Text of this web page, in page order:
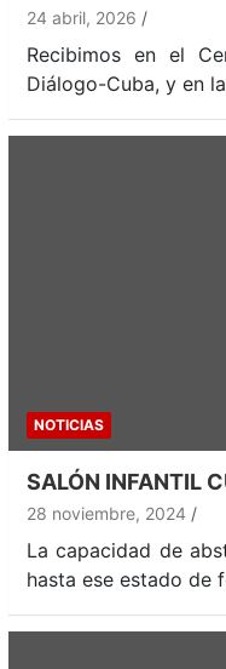
24 abril, 2026
Recibimos en el
Diálogo-Cuba, y en
NOTICIAS
SALÓN INFANTIL
28 noviembre, 2024
La capacidad de
hasta ese estado de